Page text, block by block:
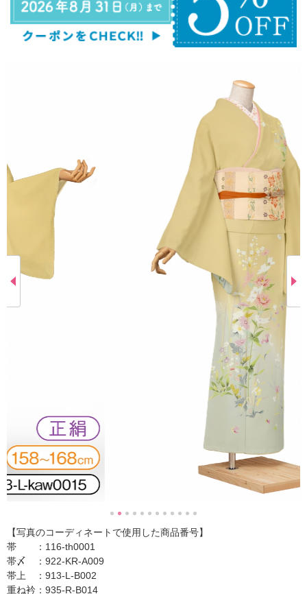
【写真のコーディネートで使用した商品番号】
帯 ：116-th0001
帯〆 ：922-KR-A009
帯上 ：913-L-B002
重ね衿：935-R-B014